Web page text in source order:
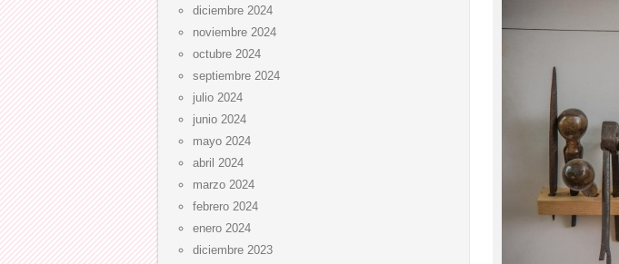
diciembre 2024
noviembre 2024
octubre 2024
septiembre 2024
julio 2024
junio 2024
mayo 2024
abril 2024
marzo 2024
febrero 2024
enero 2024
diciembre 2023